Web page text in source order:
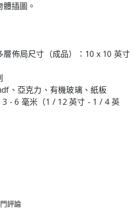
插圖。
佈局尺寸（成品）：10 x 10 英寸
、亞克力、有機玻璃、紙板
- 6 毫米（1 / 12 英寸 - 1 / 4 英
評論